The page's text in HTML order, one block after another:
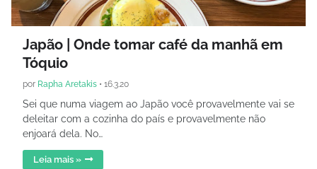
Japão | Onde tomar café da manhã em
Tóquio
por Rapha Aretakis • 16.3.20
Sei que numa viagem ao Japão você provavelmente vai se
deleitar com a cozinha do país e provavelmente não
enjoará dela. No…
Leia mais »